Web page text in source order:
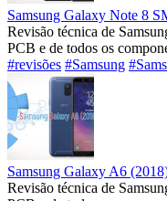
Samsung Galaxy Note 8
Revisão técnica de
PCB e de todos os
#revisões #Samsung
Samsung Galaxy A6
Revisão técnica de